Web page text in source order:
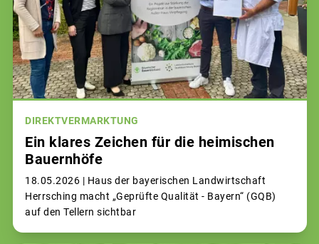
DIREKTVERMARKTUNG
Ein klares Zeichen für die heimischen
Bauernhöfe
18.05.2026 | Haus der bayerischen Landwirtschaft
Herrsching macht „Geprüfte Qualität - Bayern“ (GQB)
auf den Tellern sichtbar